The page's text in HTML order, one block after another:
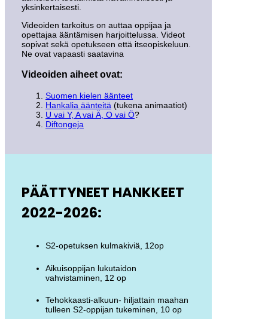
yksinkertaisesti.
Videoiden tarkoitus on auttaa oppijaa ja
opettajaa ääntämisen harjoittelussa. Videot
sopivat sekä opetukseen että itseopiskeluun.
Ne ovat vapaasti saatavina
Videoiden aiheet ovat:
Suomen kielen äänteet
Hankalia äänteitä (tukena animaatiot)
U vai Y, A vai Ä, O vai Ö?
Diftongeja
PÄÄTTYNEET HANKKEET
2022-2026:
S2-opetuksen kulmakiviä, 12op
Aikuisoppijan lukutaidon
vahvistaminen, 12 op
Tehokkaasti-alkuun- hiljattain maahan
tulleen S2-oppijan tukeminen, 10 op